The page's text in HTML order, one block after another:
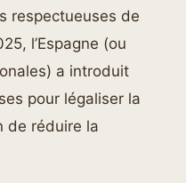
respectueuses de
l’Espagne (ou
a introduit
pour légaliser la
de réduire la